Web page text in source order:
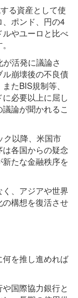
る資産として使
ポンド、円の4
やユーロと比べ
活発に議論さ
崩壊後の不良債
たBIS規制等、
必要以上に屈し
論が聞かれるこ
ク以降、米国市
各国からの疑念
たな金融秩序を
、アジアや世界
構想を復活させ
を推し進めれば
国際協力銀行と